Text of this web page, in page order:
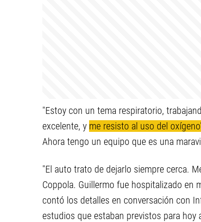
"Estoy con un tema respiratorio,
excelente, y me resisto al uso del
Ahora tengo un equipo que es una
"El auto trato de dejarlo siempre cerca.
Coppola. Guillermo fue hospitalizado en
contó los detalles en conversación con
estudios que estaban previstos para hoy